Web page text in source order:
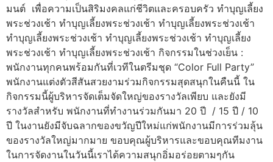
มนต์ เพื่อความเป็นสิริมงคลแก่ชีวิตและครอบครัว ทำบุญเลี้ยง
พระช่วงเช้า ทำบุญเลี้ยงพระช่วงเช้า ทำบุญเลี้ยงพระช่วงเช้า
ทำบุญเลี้ยงพระช่วงเช้า ทำบุญเลี้ยงพระช่วงเช้า ทำบุญเลี้ยง
พระช่วงเช้า ทำบุญเลี้ยงพระช่วงเช้า กิจกรรมในช่วงเย็น :
พนักงานทุกคนพร้อมกันที่เวทีในตรีมชุด “Color Full Party”
พนักงานแต่งตัวสีสันสวยงามร่วมกิจกรรมสุดสนุกในคืนนี้ ใน
กิจกรรมนี้ผู้บริหารจัดเต็มจัดใหญ่ของรางวัลเพียบ และยังมี
รางวัลสำหรับ พนักงานที่ทำงานร่วมกันมา 20 ปี / 15 ปี / 10
ปี ในงานยังมีจับฉลากของขวัญปีใหม่แก่พนักงานมีการร่วมลุ้น
ของรางวัลใหญ่มากมาย ขอบคุณผู้บริหารและขอบคุณทีมงาน
ในการจัดงานในวันนี้เราได้ความสนุกอิ่มอร่อยตามๆกัน